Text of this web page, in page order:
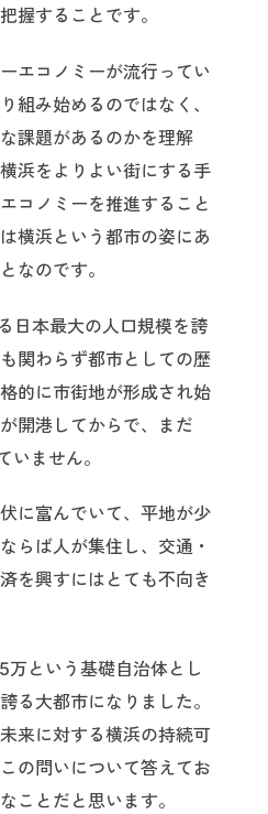
握することです。
エコノミーが流行ってい
組み始めるのではなく、
課題があるのかを理解
浜をよりよい街にする手
コノミーを推進すること
横浜という都市の姿にあ
なのです。
日本最大の人口規模を誇
関わらず都市としての歴
的に市街地が形成され始
開港してからで、まだ
いません。
に富んでいて、平地が少
らば人が集住し、交通・
を興すにはとても不向き
という基礎自治体とし
る大都市になりました。
来に対する横浜の持続可
の問いについて答えてお
ことだと思います。